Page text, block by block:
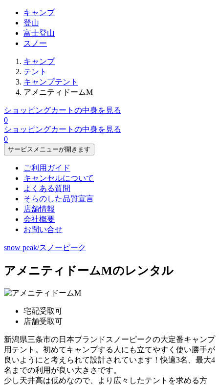
キャンプ
登山
富士登山
スノー
キャンプ
テント
キャンプテント
アメニティドームM
ショッピングカートの中身を見る
0
ショッピングカートの中身を見る
0
サービスメニューが開きます
ご利用ガイド
キャンセルについて
よくある質問
そらのした品質宣言
店舗情報
会社概要
お問い合せ
snow peak/スノーピーク
アメニティドームMのレンタル
宅配受取可
店舗受取可
新潟県三条市の日本ブランドスノーピークの大定番キャンプ
用テント。初めてキャンプする人にも立てやすく使い勝手が
良いようにと考えられて設計されています！快適3名、最大4
名までの利用が良い大きさです。
少し天井高は低めなので、より広々したテントを求める方